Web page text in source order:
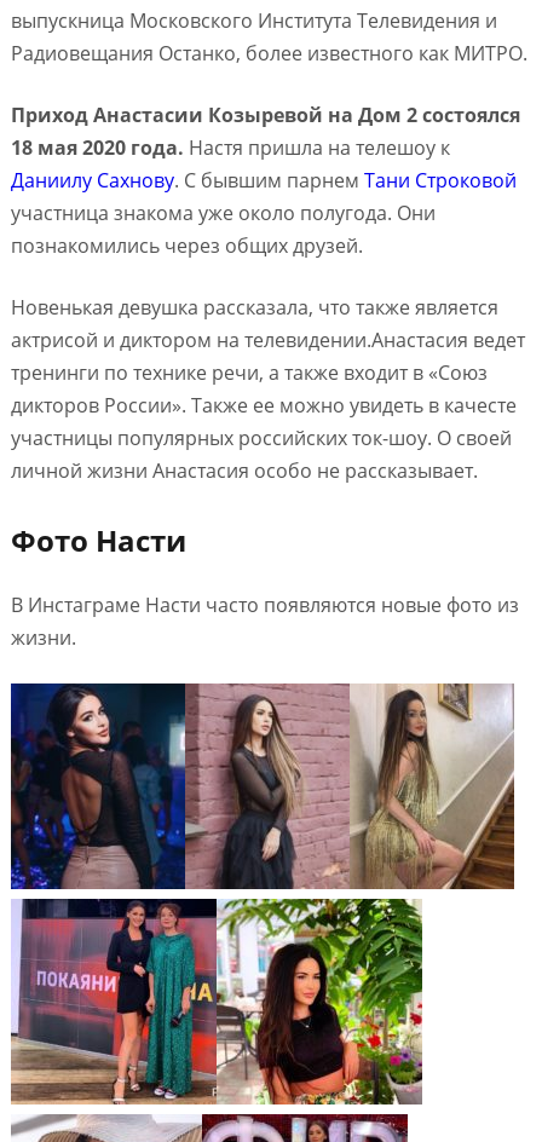
выпускница Московского Института Телевидения и
Радиовещания Останко, более известного как МИТРО.
Приход Анастасии Козыревой на Дом 2 состоялся
18 мая 2020 года. Настя пришла на телешоу к
Даниилу Сахнову. С бывшим парнем Тани Строковой
участница знакома уже около полугода. Они
познакомились через общих друзей.
Новенькая девушка рассказала, что также является
актрисой и диктором на телевидении.Анастасия ведет
тренинги по технике речи, а также входит в «Союз
дикторов России». Также ее можно увидеть в качесте
участницы популярных российских ток-шоу. О своей
личной жизни Анастасия особо не рассказывает.
Фото Насти
В Инстаграме Насти часто появляются новые фото из
жизни.